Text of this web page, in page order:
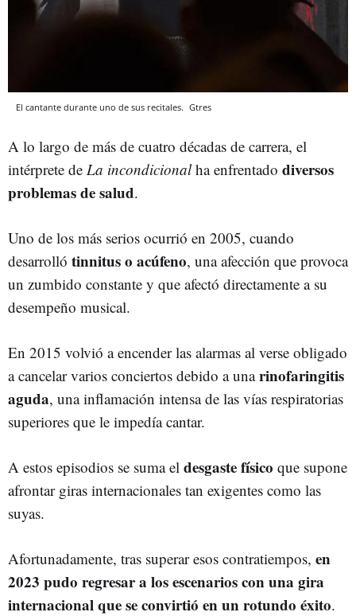
El cantante durante uno de sus recitales. Gtres
A lo largo de más de cuatro décadas de carrera, el
intérprete de La incondicionalha enfrentado diversos
problemas de salud.
Uno de los más serios ocurrió en 2005, cuando
desarrolló tinnitus o acúfeno, una afección que provoca
un zumbido constante y que afectó directamente a su
desempeño musical.
En 2015 volvió a encender las alarmas al verse obligado
a cancelar varios conciertos debido a unarinofaringitis
aguda, una inflamación intensa de las vías respiratorias
superiores que le impedía cantar.
A estos episodios se suma el desgaste físico que supone
afrontar giras internacionales tan exigentes como las
suyas.
Afortunadamente, tras superar esos contratiempos, en
2023 pudo regresar a los escenarios con una gira
internacional que se convirtió en un rotundo éxito.